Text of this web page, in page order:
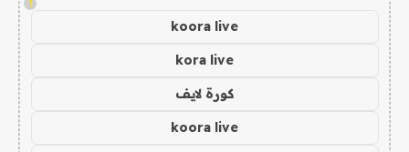
!
koora live
kora live
كورة لايف
koora live